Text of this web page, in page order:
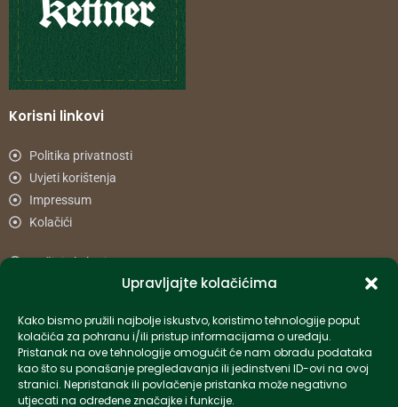
Upravljajte kolačićima
Kako bismo pružili najbolje iskustvo, koristimo tehnologije poput
kolačića za pohranu i/ili pristup informacijama o uređaju.
Pristanak na ove tehnologije omogućit će nam obradu podataka
kao što su ponašanje pregledavanja ili jedinstveni ID-ovi na ovoj
stranici. Nepristanak ili povlačenje pristanka može negativno
utjecati na određene značajke i funkcije.
Korisni linkovi
Politika privatnosti
Uvjeti korištenja
Impressum
Kolačići
Načini plaćanja
Informacije
info-hr@kettner.com